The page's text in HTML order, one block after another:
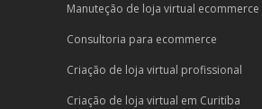
Manuteção de loja virtual ecommerce
Consultoria para ecommerce
Criação de loja virtual profissional
Criação de loja virtual em Curitiba